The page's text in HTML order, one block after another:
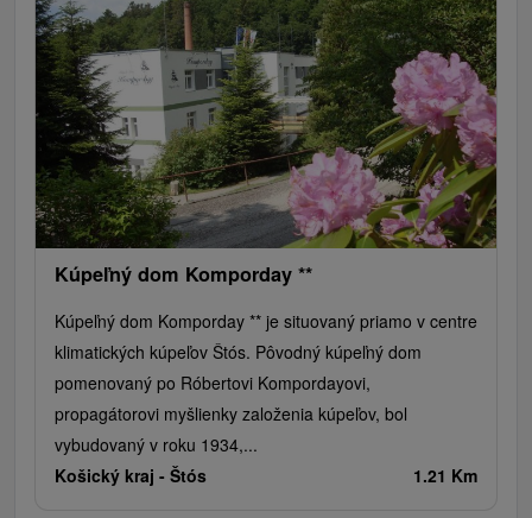
Kúpeľný dom Komporday **
Kúpeľný dom Komporday ** je situovaný priamo v centre
klimatických kúpeľov Štós. Pôvodný kúpeľný dom
pomenovaný po Róbertovi Kompordayovi,
propagátorovi myšlienky založenia kúpeľov, bol
vybudovaný v roku 1934,...
Košický kraj - Štós 1.21 Km